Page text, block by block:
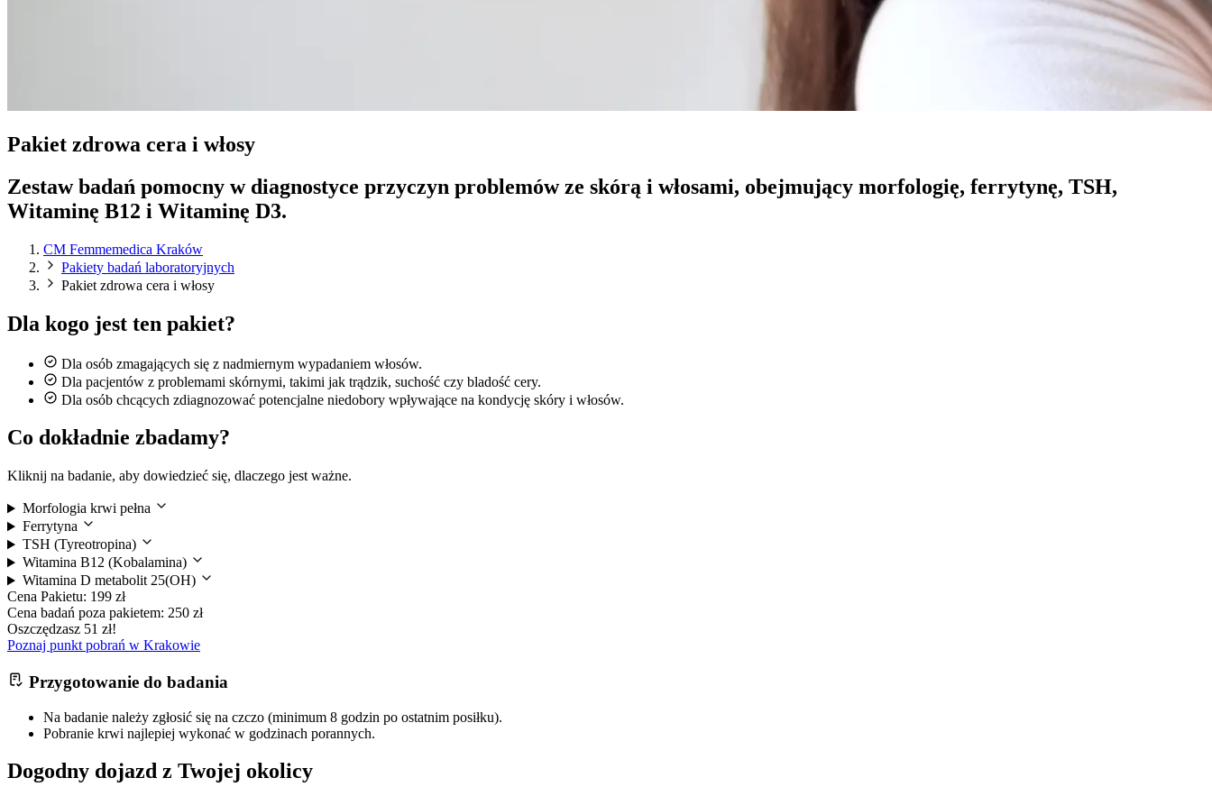
Pakiet zdrowa cera i włosy
Zestaw badań pomocny w diagnostyce przyczyn problemów ze skórą i włosami, obejmujący morfologię, ferrytynę, TSH,
Witaminę B12 i Witaminę D3.
CM Femmemedica Kraków
Pakiety badań laboratoryjnych
Pakiet zdrowa cera i włosy
Dla kogo jest ten pakiet?
Dla osób zmagających się z nadmiernym wypadaniem włosów.
Dla pacjentów z problemami skórnymi, takimi jak trądzik, suchość czy bladość cery.
Dla osób chcących zdiagnozować potencjalne niedobory wpływające na kondycję skóry i włosów.
Co dokładnie zbadamy?
Kliknij na badanie, aby dowiedzieć się, dlaczego jest ważne.
Morfologia krwi pełna
Ferrytyna
TSH (Tyreotropina)
Witamina B12 (Kobalamina)
Witamina D metabolit 25(OH)
Cena Pakietu: 199 zł
Cena badań poza pakietem: 250 zł
Oszczędzasz 51 zł!
Poznaj punkt pobrań w Krakowie
Przygotowanie do badania
Na badanie należy zgłosić się na czczo (minimum 8 godzin po ostatnim posiłku).
Pobranie krwi najlepiej wykonać w godzinach porannych.
Dogodny dojazd z Twojej okolicy